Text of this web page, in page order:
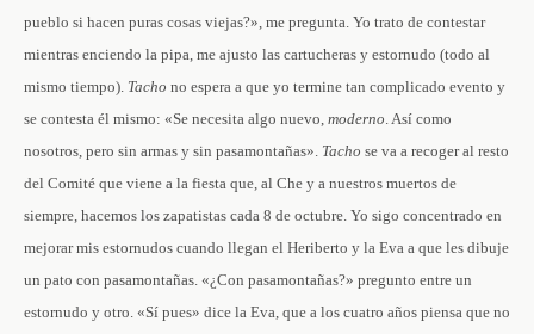
pueblo si hacen puras cosas viejas?», me pregunta. Yo trato de contestar
mientras enciendo la pipa, me ajusto las cartucheras y estornudo (todo al
mismo tiempo). Tacho no espera a que yo termine tan complicado evento y
se contesta él mismo: «Se necesita algo nuevo, moderno. Así como
nosotros, pero sin armas y sin pasamontañas». Tacho se va a recoger al resto
del Comité que viene a la fiesta que, al Che y a nuestros muertos de
siempre, hacemos los zapatistas cada 8 de octubre. Yo sigo concentrado en
mejorar mis estornudos cuando llegan el Heriberto y la Eva a que les dibuje
un pato con pasamontañas. «¿Con pasamontañas?» pregunto entre un
estornudo y otro. «Sí pues» dice la Eva, que a los cuatro años piensa que no